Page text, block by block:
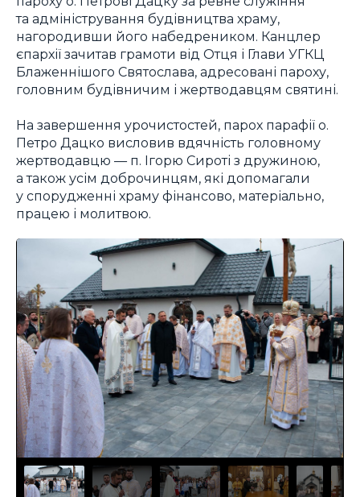
та адміністрування будівництва храму,
нагородивши його набедреником. Канцлер
єпархії зачитав грамоти від Отця і Глави УГКЦ
Блаженнішого Святослава, адресовані пароху,
головним будівничим і жертводавцям святині.
На завершення урочистостей, парох парафії о.
Петро Дацко висловив вдячність головному
жертводавцю — п. Ігорю Сироті з дружиною,
а також усім доброчинцям, які допомагали
у спорудженні храму фінансово, матеріально,
працею і молитвою.